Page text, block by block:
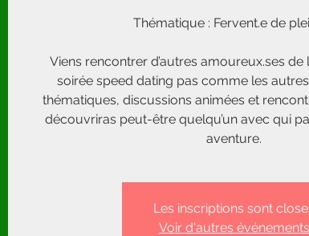
Thématique : Fervent.e de
Viens rencontrer d’autres amoureux.ses de
soirée speed dating pas comme les
thématiques, discussions animées et
découvriras peut-être quelqu’un avec qui
aventure.
Les inscriptions sont
Voir d'autres événements